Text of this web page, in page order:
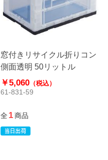
窓付きリサイクル折りコン
側面透明 50リットル
￥5,060（税込）
61-831-59
全1商品